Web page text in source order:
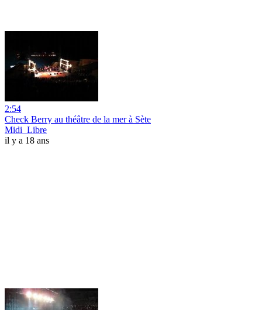
2:54
Check Berry au théâtre de la mer à Sète
Midi_Libre
il y a 18 ans